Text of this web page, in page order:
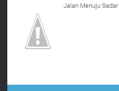
Jalan Menuju Sadar